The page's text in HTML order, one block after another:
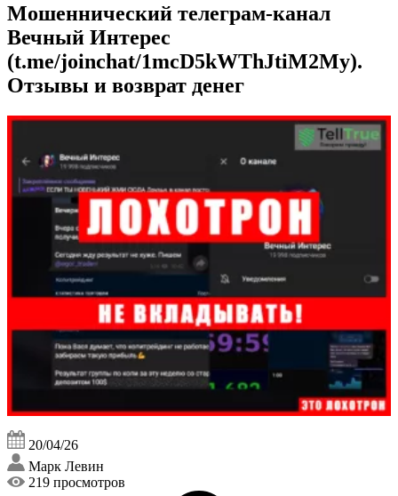
Мошеннический телеграм-канал
Вечный Интерес
(t.me/joinchat/1mcD5kWThJtiM2My).
Отзывы и возврат денег
20/04/26
Марк Левин
219 просмотров